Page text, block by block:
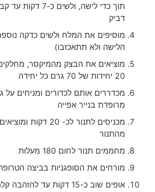
תוך כדי לישה, ולשים כ-7
דביק
מוסיפים את המלח ולשים כדקה נוספת
הלישה ולא תתאכזבו)
מוציאים את הבצק מהמיקסר, מחלקים
מכדררים אותם לכדורים ומניחים על
מרופדת בנייר אפייה
מכניסים לתנור לכ- 20 דקות
מהתנור
מחממים תנור לחום 180 מעלות
מורחים את הסופגניות בביצה הטרופה
אופים שוב כ-15 דקות עד להזהבה קלה